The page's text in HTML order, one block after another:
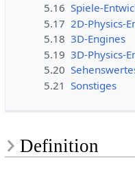
5.16 Spiele-
5.17 2D-Physics-
5.18 3D-Engines
5.19 3D-Physics-
5.20
5.21 Sonstiges
Definition